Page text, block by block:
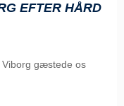
EFTER HÅRD
Viborg gæstede os